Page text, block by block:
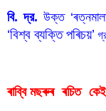
বি. দ্র. উক্ত
‘বিশ্ব ব্যক্তি পৰিচয়’
ৰাব্বি মছৰুৰ  ৰচিত